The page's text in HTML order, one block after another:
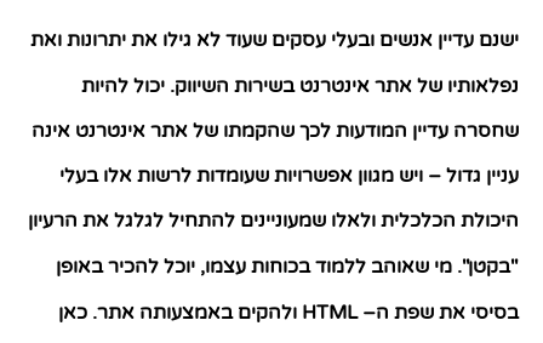
ישנם עדיין אנשים ובעלי עסקים שעוד לא גילו את יתרונות ואת
נפלאותיו של אתר אינטרנט בשירות השיווק. יכול להיות
שחסרה עדיין המודעות לכך שהקמתו של אתר אינטרנט אינה
עניין גדול – ויש מגוון אפשרויות שעומדות לרשות אלו בעלי
היכולת הכלכלית ולאלו שמעוניינים להתחיל לגלגל את הרעיון
"בקטן". מי שאוהב ללמוד בכוחות עצמו, יוכל להכיר באופן
בסיסי את שפת ה– HTML ולהקים באמצעותה אתר. כאן